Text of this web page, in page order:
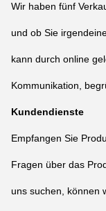
Wir haben fünf
und ob Sie
kann durch online
Kommunikation,
Kundendienste
Empfangen Sie
Fragen über das
uns suchen, können